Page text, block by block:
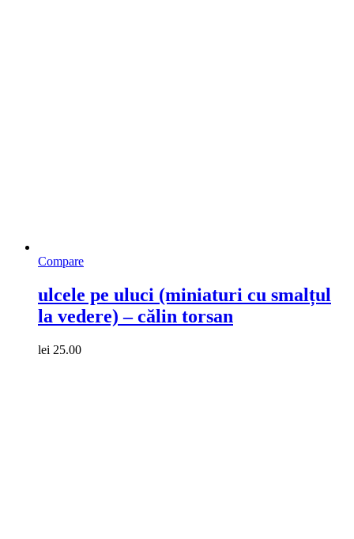
Compare
ulcele pe uluci (miniaturi cu smalțul
la vedere) – călin torsan
lei 25.00